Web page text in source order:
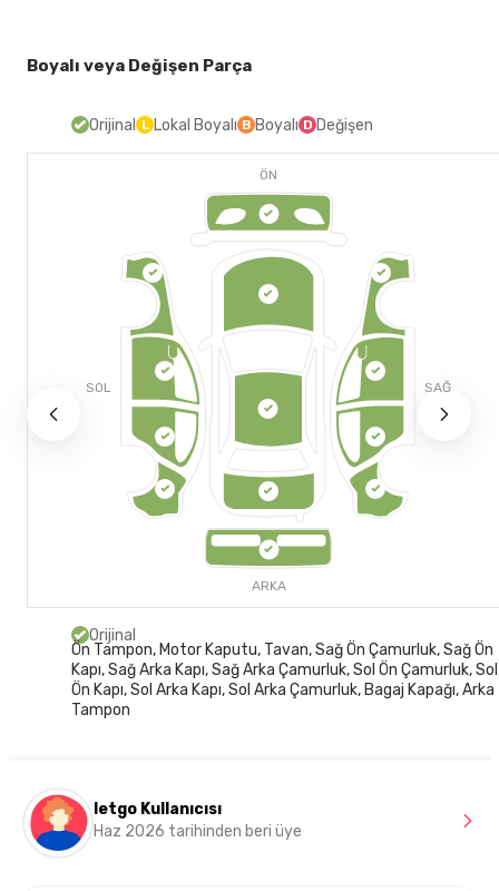
Boyalı veya Değişen Parça
Orijinal L Lokal Boyalı B Boyalı D Değişen
ÖN
SOL SAĞ
ARKA
Orijinal
Ön Tampon, Motor Kaputu, Tavan, Sağ Ön Çamurluk, Sağ Ön
Kapı, Sağ Arka Kapı, Sağ Arka Çamurluk, Sol Ön Çamurluk, Sol
Ön Kapı, Sol Arka Kapı, Sol Arka Çamurluk, Bagaj Kapağı, Arka
Tampon
letgo Kullanıcısı
Haz 2026 tarihinden beri üye